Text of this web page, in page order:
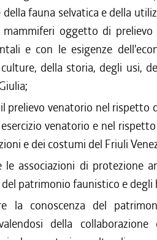
della fauna selvatica e della
oggetto di
e con le esigenze
della storia, degli usi,
prelievo venatorio nel rispetto
venatorio e nel
e dei costumi del Friuli
le associazioni di protezione
patrimonio faunistico e degli
la conoscenza del
della